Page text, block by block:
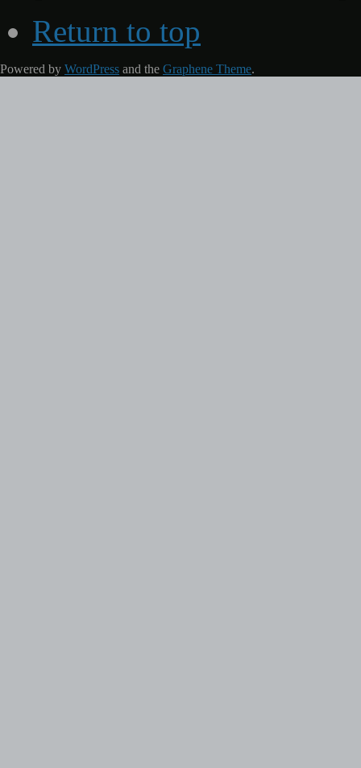
Return to top
Powered by WordPress and the Graphene Theme.